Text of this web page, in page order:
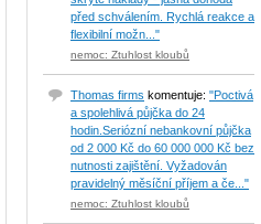
před schválením. Rychlá reakce a
flexibilní možn..."
nemoc: Ztuhlost kloubů
Thomas firms komentuje: "Poctivá
a spolehlivá půjčka do 24
hodin.Seriózní nebankovní půjčka
od 2 000 Kč do 60 000 000 Kč bez
nutnosti zajištění. Vyžadován
pravidelný měsíční příjem a če..."
nemoc: Ztuhlost kloubů